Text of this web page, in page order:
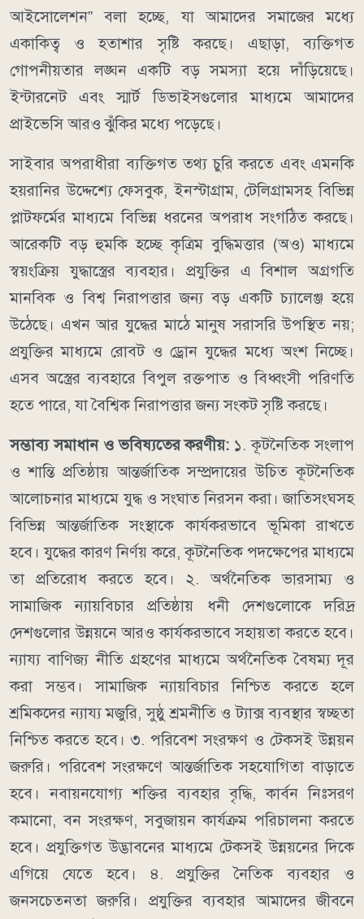
আইসোলেশন” বলা হচ্ছে, যা আমাদের সমাজের মধ্যে
একাকিত্ব ও হতাশার সৃষ্টি করছে। এছাড়া, ব্যক্তিগত
গোপনীয়তার লঙ্ঘন একটি বড় সমস্যা হয়ে দাঁড়িয়েছে।
ইন্টারনেট এবং স্মার্ট ডিভাইসগুলোর মাধ্যমে আমাদের
প্রাইভেসি আরও ঝুঁকির মধ্যে পড়েছে।
সাইবার অপরাধীরা ব্যক্তিগত তথ্য চুরি করতে এবং এমনকি
হয়রানির উদ্দেশ্যে ফেসবুক, ইনস্টাগ্রাম, টেলিগ্রামসহ বিভিন্ন
প্লাটফর্মের মাধ্যমে বিভিন্ন ধরনের অপরাধ সংগঠিত করছে।
আরেকটি বড় হুমকি হচ্ছে কৃত্রিম বুদ্ধিমত্তার (অও) মাধ্যমে
স্বয়ংক্রিয় যুদ্ধাস্ত্রের ব্যবহার। প্রযুক্তির এ বিশাল অগ্রগতি
মানবিক ও বিশ্ব নিরাপত্তার জন্য বড় একটি চ্যালেঞ্জ হয়ে
উঠেছে। এখন আর যুদ্ধের মাঠে মানুষ সরাসরি উপস্থিত নয়;
প্রযুক্তির মাধ্যমে রোবট ও ড্রোন যুদ্ধের মধ্যে অংশ নিচ্ছে।
এসব অস্ত্রের ব্যবহারে বিপুল রক্তপাত ও বিধ্বংসী পরিণতি
হতে পারে, যা বৈশ্বিক নিরাপত্তার জন্য সংকট সৃষ্টি করছে।
সম্ভাব্য সমাধান ও ভবিষ্যতের করণীয়: ১. কূটনৈতিক সংলাপ
ও শান্তি প্রতিষ্ঠায় আন্তর্জাতিক সম্প্রদায়ের উচিত কূটনৈতিক
আলোচনার মাধ্যমে যুদ্ধ ও সংঘাত নিরসন করা। জাতিসংঘসহ
বিভিন্ন আন্তর্জাতিক সংস্থাকে কার্যকরভাবে ভূমিকা রাখতে
হবে। যুদ্ধের কারণ নির্ণয় করে, কূটনৈতিক পদক্ষেপের মাধ্যমে
তা প্রতিরোধ করতে হবে। ২. অর্থনৈতিক ভারসাম্য ও
সামাজিক ন্যায়বিচার প্রতিষ্ঠায় ধনী দেশগুলোকে দরিদ্র
দেশগুলোর উন্নয়নে আরও কার্যকরভাবে সহায়তা করতে হবে।
ন্যায্য বাণিজ্য নীতি গ্রহণের মাধ্যমে অর্থনৈতিক বৈষম্য দূর
করা সম্ভব। সামাজিক ন্যায়বিচার নিশ্চিত করতে হলে
শ্রমিকদের ন্যায্য মজুরি, সুষ্ঠু শ্রমনীতি ও ট্যাক্স ব্যবস্থার স্বচ্ছতা
নিশ্চিত করতে হবে। ৩. পরিবেশ সংরক্ষণ ও টেকসই উন্নয়ন
জরুরি। পরিবেশ সংরক্ষণে আন্তর্জাতিক সহযোগিতা বাড়াতে
হবে। নবায়নযোগ্য শক্তির ব্যবহার বৃদ্ধি, কার্বন নিঃসরণ
কমানো, বন সংরক্ষণ, সবুজায়ন কার্যক্রম পরিচালনা করতে
হবে। প্রযুক্তিগত উদ্ভাবনের মাধ্যমে টেকসই উন্নয়নের দিকে
এগিয়ে যেতে হবে। ৪. প্রযুক্তির নৈতিক ব্যবহার ও
জনসচেতনতা জরুরি। প্রযুক্তির ব্যবহার আমাদের জীবনে